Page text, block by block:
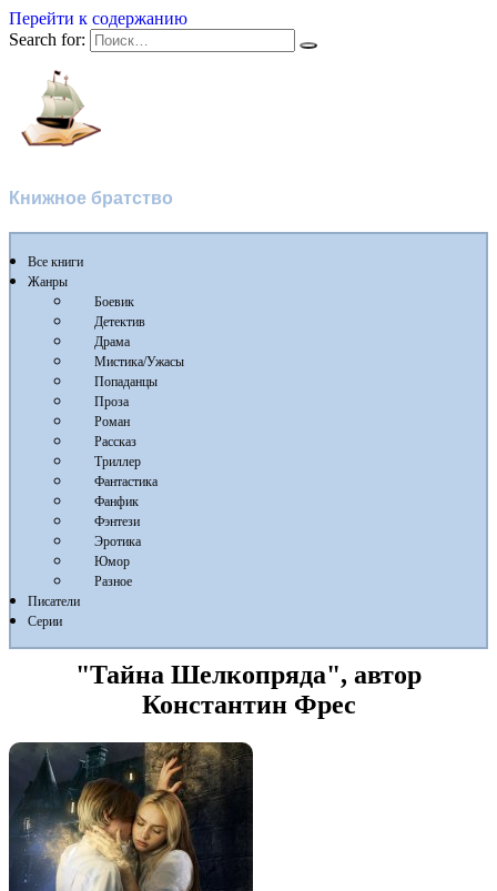
Перейти к содержанию
Search for:
Книжное братство
Все книги
Жанры
Боевик
Детектив
Драма
Мистика/Ужасы
Попаданцы
Проза
Роман
Рассказ
Триллер
Фантастика
Фанфик
Фэнтези
Эротика
Юмор
Разное
Писатели
Серии
"Тайна Шелкопряда", автор
Константин Фрес